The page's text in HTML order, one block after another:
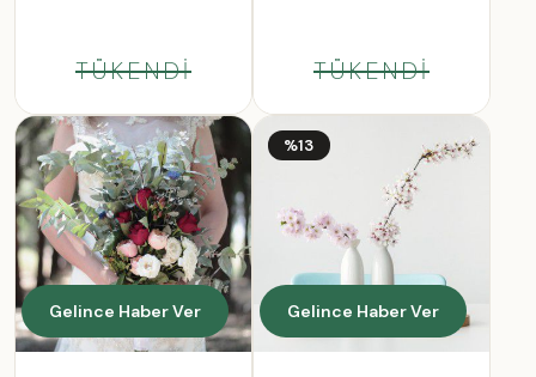
TÜKENDİ TÜKENDİ
Gelince Haber Ver Gelince Haber Ver
%13